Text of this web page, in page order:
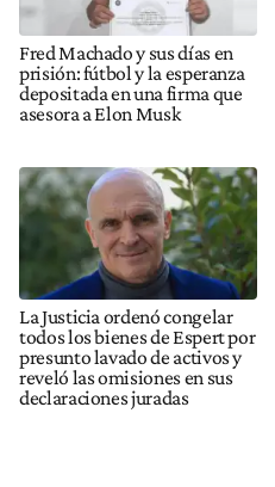
Fred Machado y sus días en
prisión: fútbol y la esperanza
depositada en una firma que
asesora a Elon Musk
La Justicia ordenó congelar
todos los bienes de Espert por
presunto lavado de activos y
reveló las omisiones en sus
declaraciones juradas